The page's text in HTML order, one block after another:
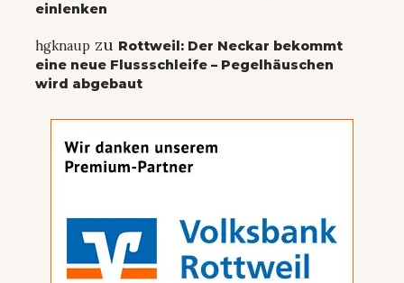
einlenken
hgknaup zu Rottweil: Der Neckar bekommt
eine neue Flussschleife – Pegelhäuschen
wird abgebaut